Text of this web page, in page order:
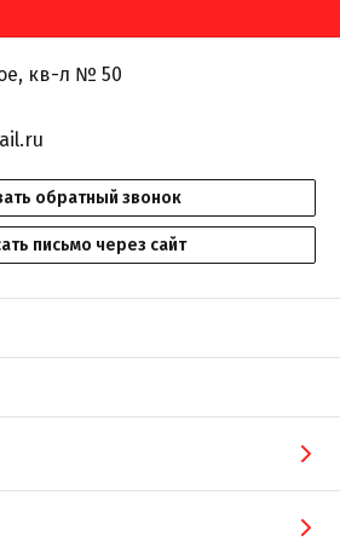
кв-л № 50
обратный звонок
письмо через сайт